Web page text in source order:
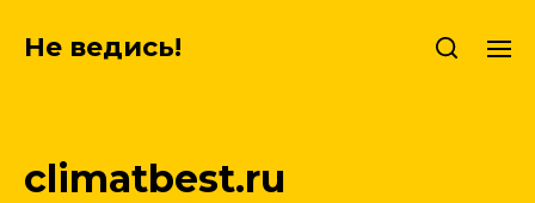
Не ведись!
climatbest.ru